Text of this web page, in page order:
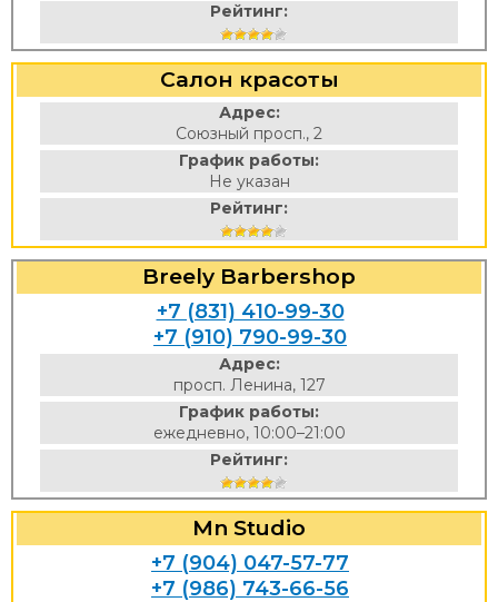
Рейтинг:
Салон красоты
Адрес:
Союзный просп., 2
График работы:
Не указан
Рейтинг:
Breely Barbershop
+7 (831) 410-99-30
+7 (910) 790-99-30
Адрес:
просп. Ленина, 127
График работы:
ежедневно, 10:00–21:00
Рейтинг:
Mn Studio
+7 (904) 047-57-77
+7 (986) 743-66-56